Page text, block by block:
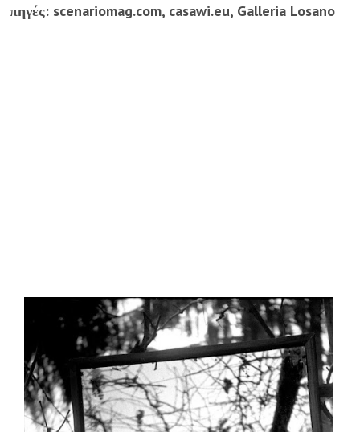
πηγές: scenariomag.com, casawi.eu, Galleria Losano